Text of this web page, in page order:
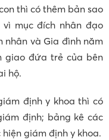
thì có thêm bản sao
mục đích nhân đạo
nhân và Gia đình năm
giao đứa trẻ của bên
hộ.
định y khoa thì có
định; bảng kê các
giám định y khoa.